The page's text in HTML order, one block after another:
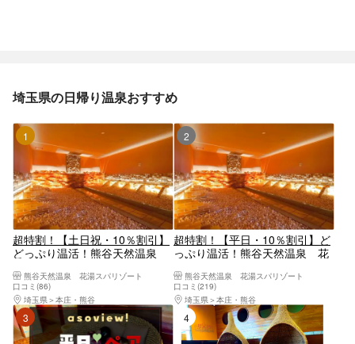
埼玉県の日帰り温泉おすすめ
超特割！【土日祝・10％割引】
どっぷり温活！熊谷天然温泉
浴＋タオル）
熊谷天然温泉 花湯スパリゾート
口コミ(86)
埼玉県
本庄・熊谷
超特割！【平日・10％割引】ど
っぷり温活！熊谷天然温泉 花
＋タオル）
熊谷天然温泉 花湯スパリゾート
口コミ(219)
埼玉県
本庄・熊谷
3位 4位